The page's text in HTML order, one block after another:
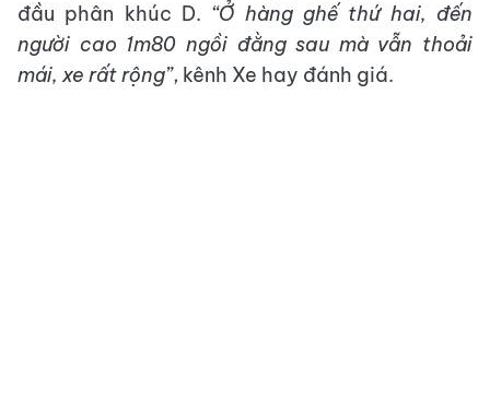
đầu phân khúc D. “Ở hàng ghế thứ hai, đến
người cao 1m80 ngồi đằng sau mà vẫn thoải
mái, xe rất rộng”, kênh Xe hay đánh giá.